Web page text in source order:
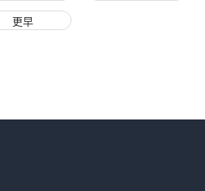
更早